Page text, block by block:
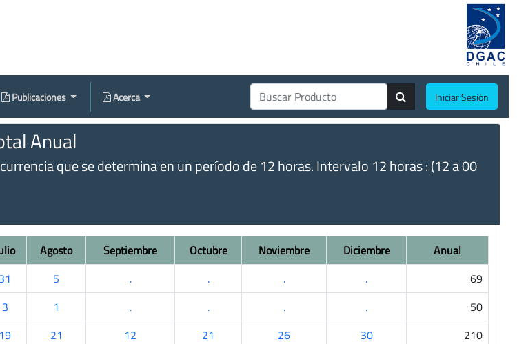
Publicaciones Acerca Iniciar Sesión
Anual
que se determina en un período de 12 horas. Intervalo 12 horas : (12 a 00
Agosto Septiembre Octubre Noviembre Diciembre
Anual
31 5 . . . .
69
3 1 . . . .
50
19 21 12 21 26 30
210